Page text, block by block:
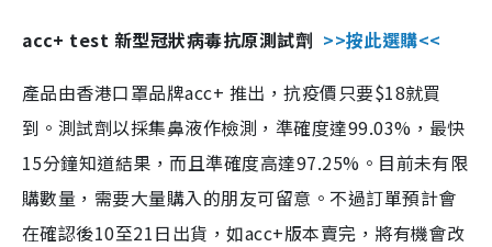
acc+ test 新型冠狀病毒抗原測試劑 >>按此選購<<
產品由香港口罩品牌acc+ 推出，抗疫價只要$18就買
到。測試劑以採集鼻液作檢測，準確度達99.03%，最快
15分鐘知道結果，而且準確度高達97.25%。目前未有限
購數量，需要大量購入的朋友可留意。不過訂單預計會
在確認後10至21日出貨，如acc+版本賣完，將有機會改